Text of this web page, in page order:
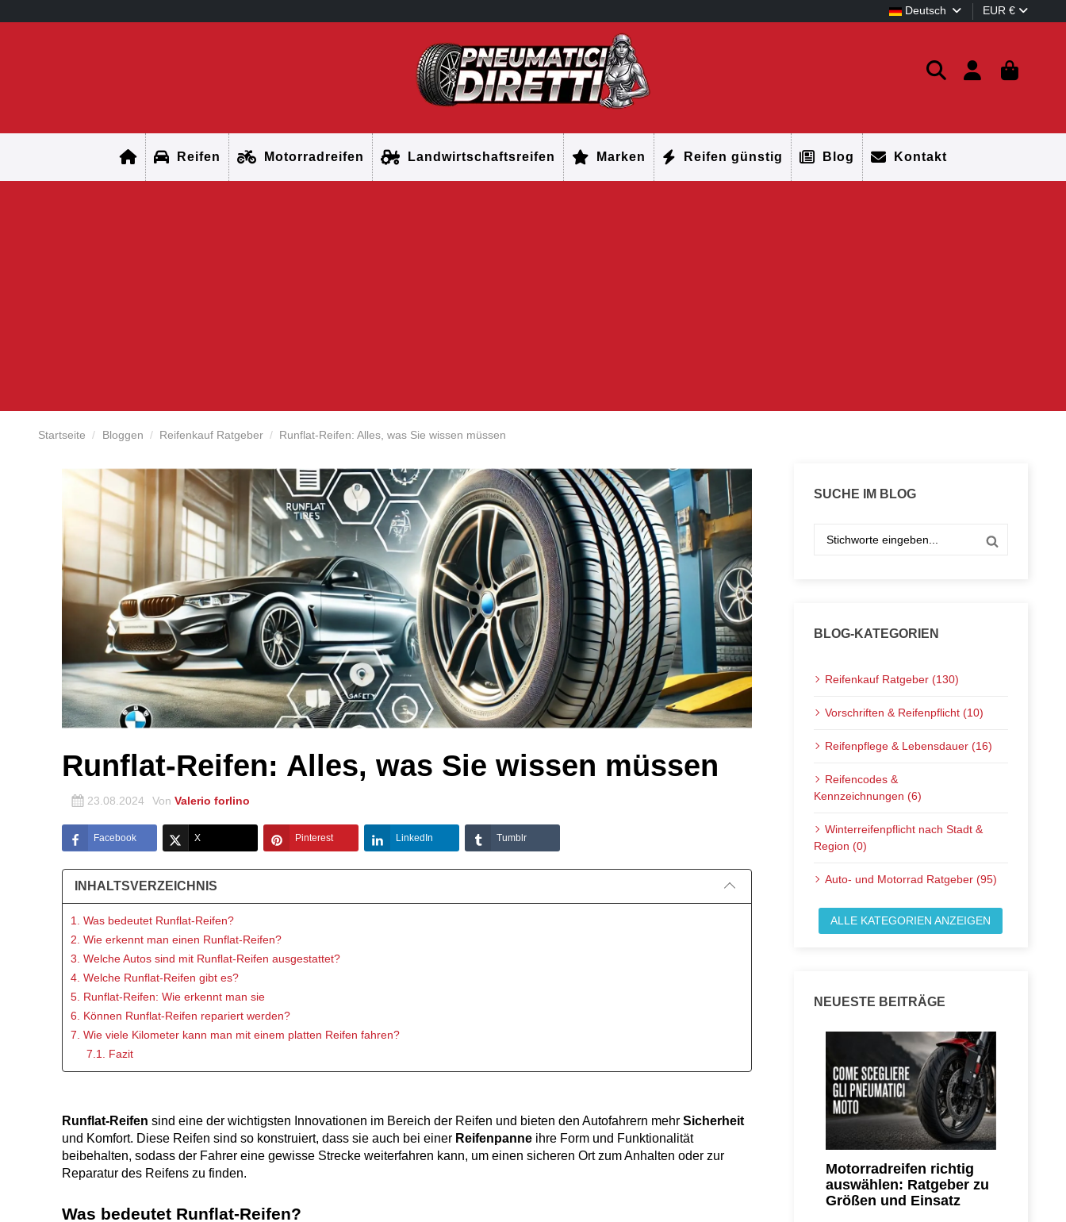
Deutsch EUR €
Reifen Motorradreifen Landwirtschaftsreifen Marken Reifen günstig Blog Kontakt
Startseite Bloggen Reifenkauf Ratgeber Runflat-Reifen: Alles, was Sie wissen müssen
Runflat-Reifen: Alles, was Sie wissen müssen
Veröffentlicht am:
23.08.2024 Von Valerio forlino
Facebook X Pinterest LinkedIn Tumblr
INHALTSVERZEICHNIS
1. Was bedeutet Runflat-Reifen?
2. Wie erkennt man einen Runflat-Reifen?
3. Welche Autos sind mit Runflat-Reifen ausgestattet?
4. Welche Runflat-Reifen gibt es?
5. Runflat-Reifen: Wie erkennt man sie
6. Können Runflat-Reifen repariert werden?
7. Wie viele Kilometer kann man mit einem platten Reifen fahren?
7.1. Fazit
Runflat-Reifen sind eine der wichtigsten Innovationen im Bereich der Reifen und bieten den Autofahrern mehr Sicherheit
und Komfort. Diese Reifen sind so konstruiert, dass sie auch bei einer Reifenpanne ihre Form und Funktionalität
beibehalten, sodass der Fahrer eine gewisse Strecke weiterfahren kann, um einen sicheren Ort zum Anhalten oder zur
Reparatur des Reifens zu finden.
Was bedeutet Runflat-Reifen?
SUCHE IM BLOG
BLOG-KATEGORIEN
Reifenkauf Ratgeber (130)
Vorschriften & Reifenpflicht (10)
Reifenpflege & Lebensdauer (16)
Reifencodes &
Kennzeichnungen (6)
Winterreifenpflicht nach Stadt &
Region (0)
Auto- und Motorrad Ratgeber (95)
ALLE KATEGORIEN ANZEIGEN
NEUESTE BEITRÄGE
Motorradreifen richtig
auswählen: Ratgeber zu
Größen und Einsatz